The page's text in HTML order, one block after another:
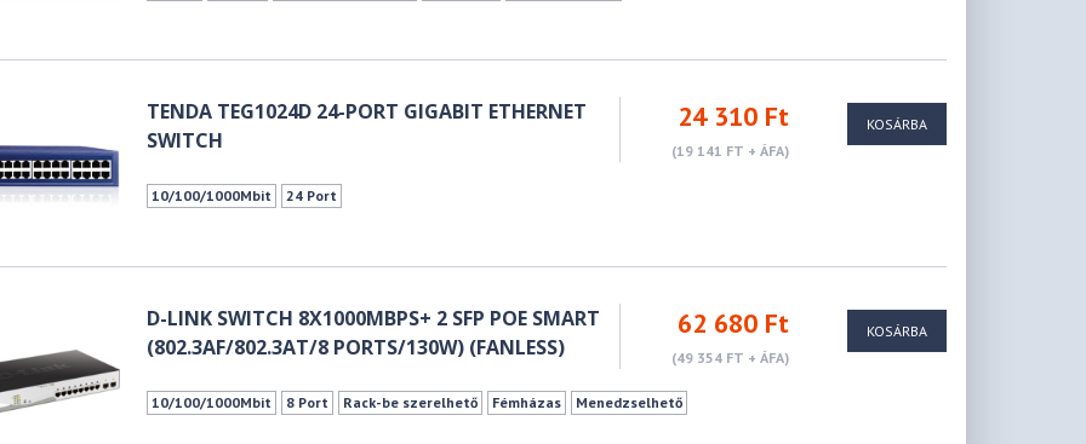
TENDA TEG1024D 24-PORT GIGABIT ETHERNET
SWITCH
24 310 Ft
(19 141 FT + ÁFA)
10/100/1000Mbit 24 Port
KOSÁRBA
D-LINK SWITCH 8X1000MBPS+ 2 SFP POE SMART
(802.3AF/802.3AT/8 PORTS/130W) (FANLESS)
62 680 Ft
(49 354 FT + ÁFA)
10/100/1000Mbit 8 Port Rack-be szerelhető Fémházas Menedzselhető
KOSÁRBA